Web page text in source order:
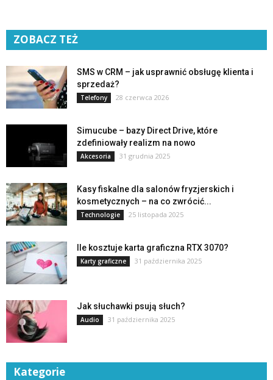
ZOBACZ TEŻ
SMS w CRM – jak usprawnić obsługę klienta i
sprzedaż?
Telefony 28 czerwca 2026
Simucube – bazy Direct Drive, które
zdefiniowały realizm na nowo
Akcesoria 31 grudnia 2025
Kasy fiskalne dla salonów fryzjerskich i
kosmetycznych – na co zwrócić...
Technologie 25 listopada 2025
Ile kosztuje karta graficzna RTX 3070?
Karty graficzne 31 października 2025
Jak słuchawki psują słuch?
Audio 31 października 2025
Kategorie